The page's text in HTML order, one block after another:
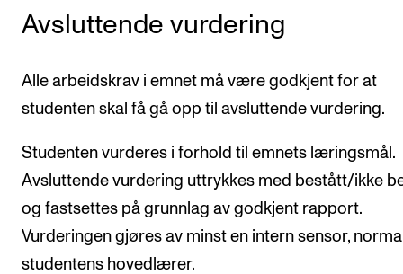
Avsluttende vurdering
Alle arbeidskrav i emnet må være godkjent for at
studenten skal få gå opp til avsluttende vurdering.
Studenten vurderes i forhold til emnets læringsmål.
Avsluttende vurdering uttrykkes med bestått/ikke
og fastsettes på grunnlag av godkjent rapport.
Vurderingen gjøres av minst en intern sensor,
studentens hovedlærer.